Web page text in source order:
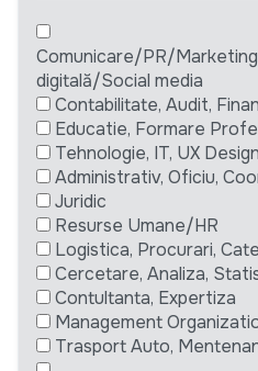
Comunicare/PR/
digitală/Social media
Contabilitate, Audit,
Educatie, Formare
Tehnologie, IT, UX Design
Administrativ, Oficiu,
Juridic
Resurse Umane/HR
Logistica, Procurari,
Cercetare, Analiza,
Contultanta, Expertiza
Management
Trasport Auto,